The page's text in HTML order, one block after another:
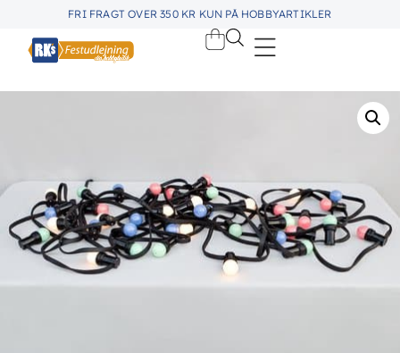
FRI FRAGT OVER 350 KR KUN PÅ HOBBYARTIKLER